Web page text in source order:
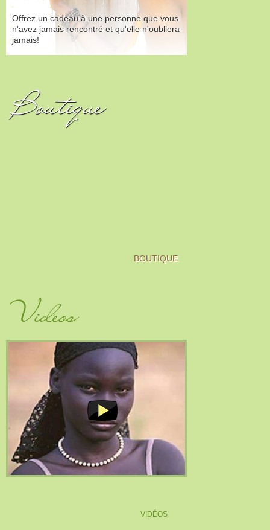
Offrez un cadeau à une personne que vous
n'avez jamais rencontré et qu'elle n'oubliera
jamais!
Boutique
BOUTIQUE
Vidéos
VIDÉOS